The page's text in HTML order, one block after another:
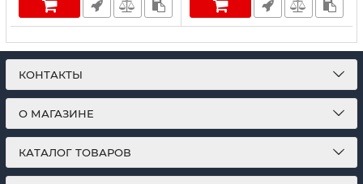
КОНТАКТЫ
О МАГАЗИНЕ
КАТАЛОГ ТОВАРОВ